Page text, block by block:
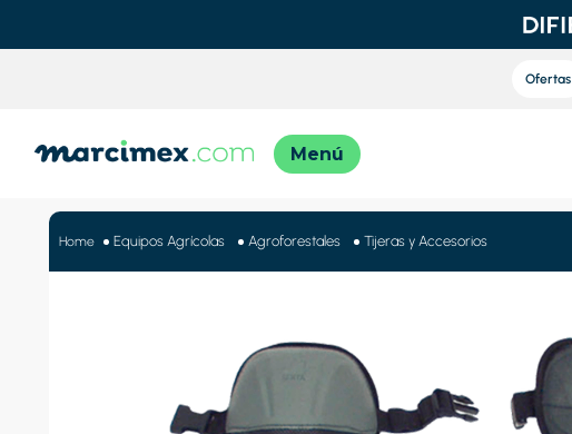
Ofertas
Equipos Agrícolas Agroforestales Tijeras y Accesorios
1
motos
2.
moto
england sound
.
england sound pro
6.
lavadora